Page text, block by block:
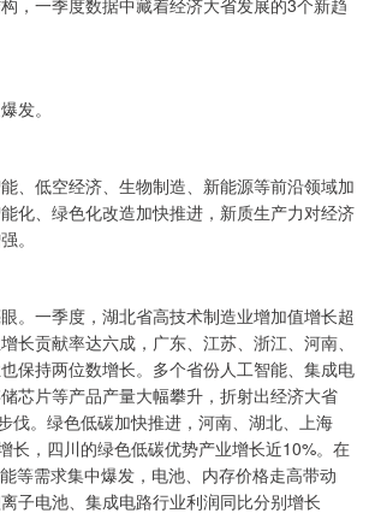
，一季度数据中藏着经济大省发展的3个新趋
发。
、低空经济、生物制造、新能源等前沿领域加
化、绿色化改造加快推进，新质生产力对经济
。
。一季度，湖北省高技术制造业增加值增长超
长贡献率达六成，广东、江苏、浙江、河南、
保持两位数增长。多个省份人工智能、集成电
芯片等产品产量大幅攀升，折射出经济大省
伐。绿色低碳加快推进，河南、湖北、上海
长，四川的绿色低碳优势产业增长近10%。在
等需求集中爆发，电池、内存价格走高带动
子电池、集成电路行业利润同比分别增长